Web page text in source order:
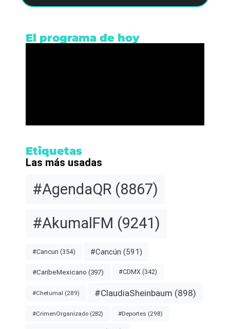
El programa de hoy
Etiquetas
Las más usadas
#AgendaQR (8867)
#AkumalFM (9241)
#Cancun (354) #Cancún (591)
#CaribeMexicano (397) #CDMX (342)
#Chetumal (289) #ClaudiaSheinbaum (898)
#CrimenOrganizado (282) #Deportes (298)